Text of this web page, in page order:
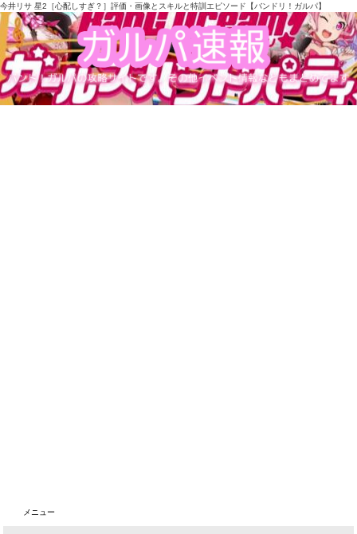
今井リサ 星2［心配しすぎ？］評価・画像とスキルと特訓エピソード【バンドリ！ガルパ】
メニュー